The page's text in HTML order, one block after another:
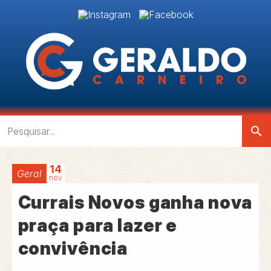
search
Geral 14
nov
Currais Novos ganha nova
praça para lazer e
convivência